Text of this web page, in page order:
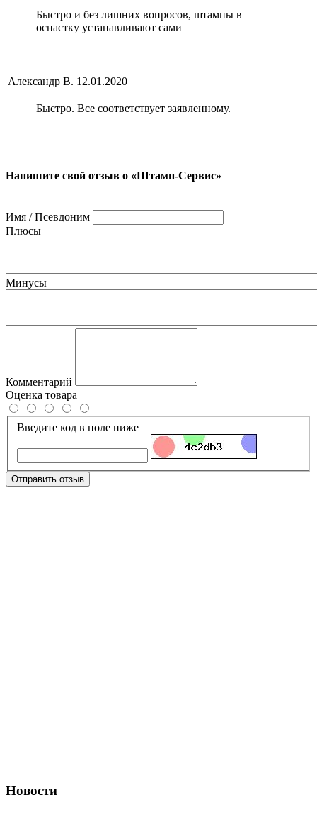
Быстро и без лишних вопросов, штампы в
оснастку устанавливают сами
Александр В. 12.01.2020
Быстро. Все соответствует заявленному.
Напишите свой отзыв о «Штамп-Сервис»
Имя / Псевдоним
Плюсы
Минусы
Комментарий
Оценка товара
Введите код в поле ниже
Отправить отзыв
Новости